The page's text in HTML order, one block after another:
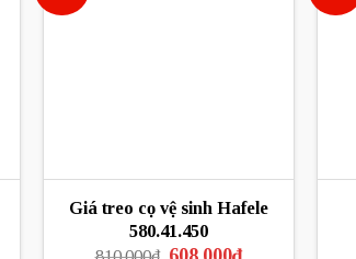
Giá treo cọ vệ sinh Hafele
580.41.450
Giá
Giá